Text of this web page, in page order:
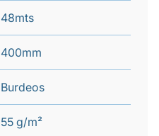
48mts
400mm
Burdeos
55 g/m²